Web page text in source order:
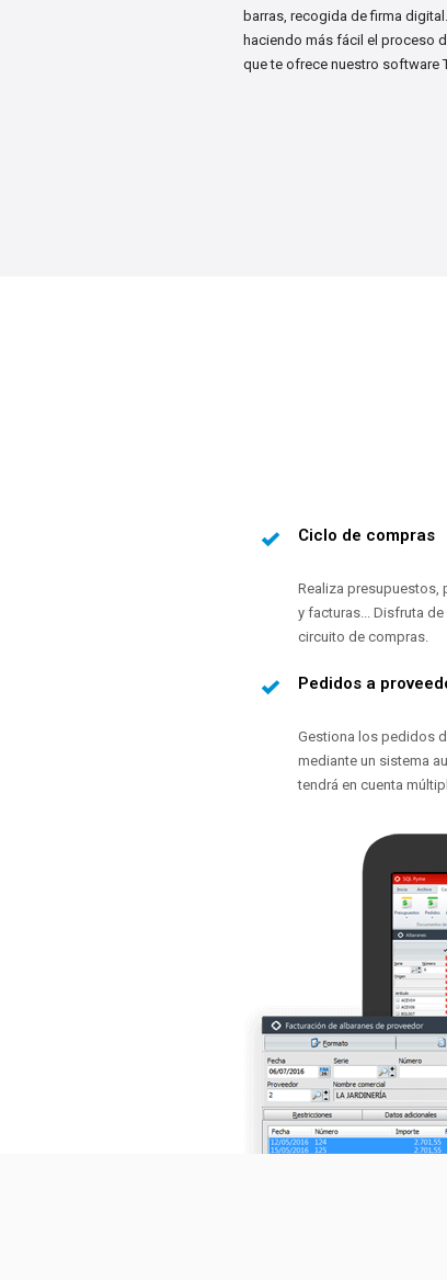
barras, recogida de firma
haciendo más fácil el proceso
que te ofrece nuestro software
Ciclo de compras
Realiza presupuestos,
y facturas... Disfruta
circuito de compras.
Pedidos a
Gestiona los pedidos
mediante un sistema
tendrá en cuenta